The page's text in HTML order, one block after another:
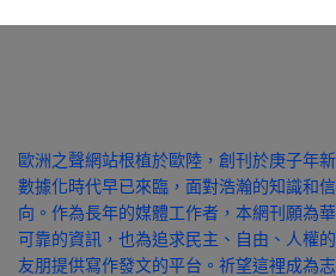
歐洲之聲網站根植於歐陸，創刊於庚子年
數據化時代早已來臨，面對浩瀚的知識和
向。作為長年的媒體工作者，本網刊願為
可靠的資訊，也為追求民主、自由、人權
友朋提供寫作發文的平台。祈望這裡成為